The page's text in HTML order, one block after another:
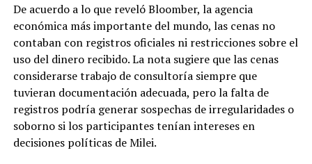
De acuerdo a lo que reveló Bloomber, la agencia
económica más importante del mundo, las cenas no
contaban con registros oficiales ni restricciones sobre el
uso del dinero recibido. La nota sugiere que las cenas
considerarse trabajo de consultoría siempre que
tuvieran documentación adecuada, pero la falta de
registros podría generar sospechas de irregularidades o
soborno si los participantes tenían intereses en
decisiones políticas de Milei.